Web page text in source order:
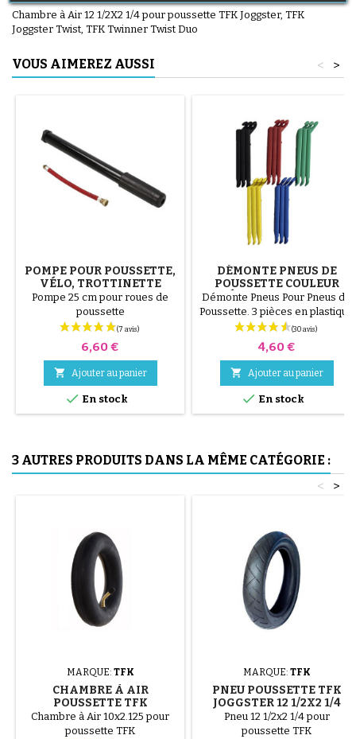
Chambre à Air 12 1/2X2 1/4 pour poussette TFK Joggster, TFK
Joggster Twist, TFK Twinner Twist Duo
VOUS AIMEREZ AUSSI >
<
POMPE POUR POUSSETTE,
VÉLO, TROTTINETTE
Pompe 25 cm pour roues de
poussette
Prix
6,60 €
 Ajouter au panier
 En stock
DÉMONTE PNEUS DE
POUSSETTE COULEUR
ALÉATOIRE 1 LOT DE 3
PIÈCES
Démonte Pneus Pour Pneus de
Poussette. 3 pièces en plastique
de haute qualité, couleur
aléatoire, noir, rouge, vert,
jaune et bleu ou 3 pièces en
acier ( gris ) Le montage du
uniquement à la main, cela évite
de percer la chambre à air.
Prix
4,60 €
 Ajouter au panier
 En stock
3 AUTRES PRODUITS DANS LA MÊME CATÉGORIE :
>
<
MARQUE: TFK
CHAMBRE À AIR
POUSSETTE TFK
JOGGSTER 10X2.125
Chambre à Air 10x2.125 pour
poussette TFK
MARQUE: TFK
PNEU POUSSETTE TFK
JOGGSTER 12 1/2X2 1/4
Pneu 12 1/2x2 1/4 pour
poussette TFK